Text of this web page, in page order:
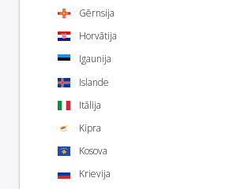
Gērnsija
Horvātija
Igaunija
Islande
Itālija
Kipra
Kosova
Krievija